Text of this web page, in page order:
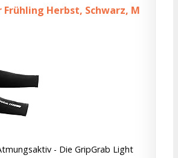
Herbst, Schwarz, M
- Die GripGrab Light